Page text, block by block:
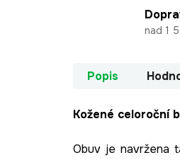
nad 1
Popis
Kožené celoroční
Obuv je navržena